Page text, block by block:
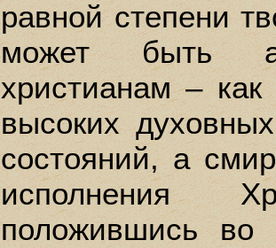
равной степени
может быть
христианам –
высоких
состояний, а
исполнения
положившись